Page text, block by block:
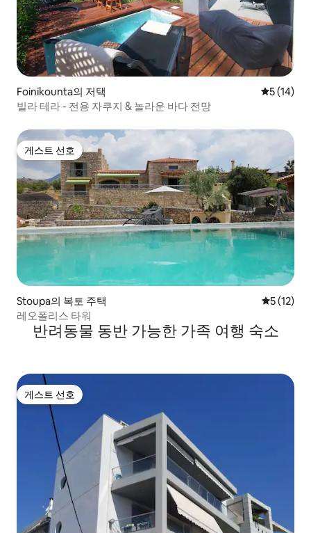
Foinikounta의 저택 평점 5점
5 (14)
빌라 테라 - 전용 자쿠지 & 놀라운 바다 전망
게스트 선호
게스트 선호
Stoupa의 복토 주택 평점 5점
5 (12)
레오폴리스 타워
반려동물 동반 가능한 가족 여행 숙소
게스트 선호
게스트 선호